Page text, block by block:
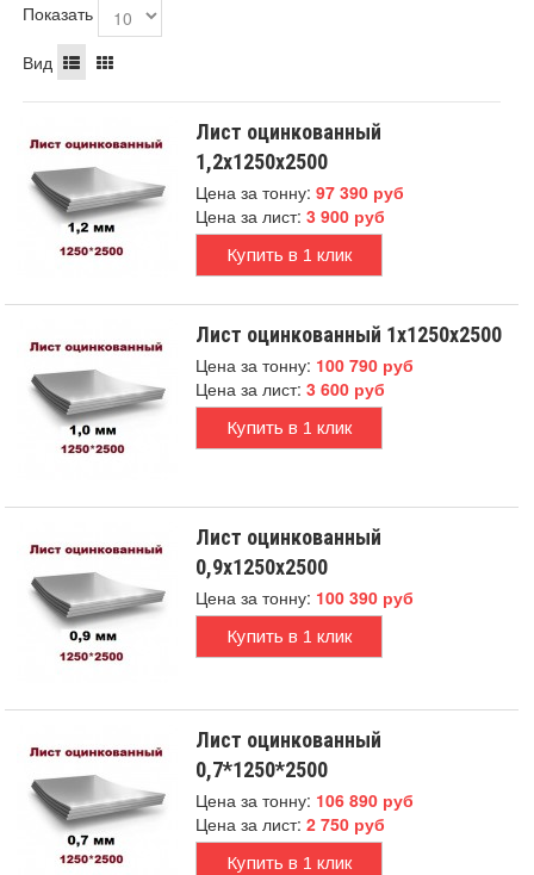
Показать
Вид
Лист оцинкованный
1,2x1250x2500
Цена за тонну:97 390 руб
Цена за лист:3 900 руб
Купить в 1 клик
Лист оцинкованный 1x1250x2500
Цена за тонну: 100 790 руб
Цена за лист:3 600 руб
Купить в 1 клик
Лист оцинкованный
0,9х1250х2500
Цена за тонну: 100 390 руб
Купить в 1 клик
Лист оцинкованный
0,7*1250*2500
Цена за тонну: 106 890 руб
Цена за лист:2 750 руб
Купить в 1 клик